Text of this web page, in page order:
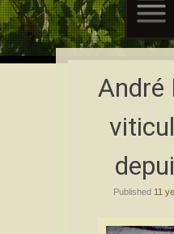
André
Published 11